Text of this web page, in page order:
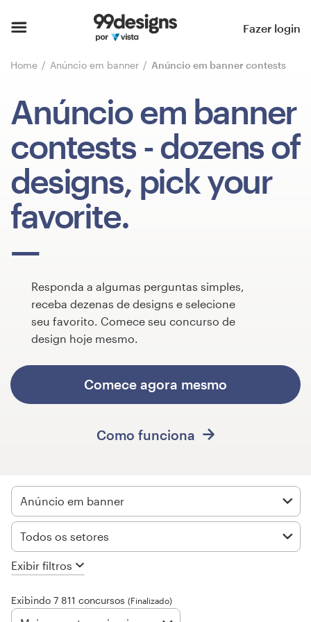
Fazer login
Home Anúncio em banner Anúncio em banner contests
Anúncio em banner
contests - dozens of
designs, pick your
favorite.
Responda a algumas perguntas simples,
receba dezenas de designs e selecione
seu favorito. Comece seu concurso de
design hoje mesmo.
Comece agora mesmo
Como funciona
Anúncio em banner
Todos os setores
Exibir filtros
Exibindo 7 811 concursos (Finalizado)
Página inicial
Pesquisar categorias
Como funciona
Inspiração
99designs Pro
Concursos de designs
Projetos 1-para-1
Encontre um designer
99designs Pro
Quero
design